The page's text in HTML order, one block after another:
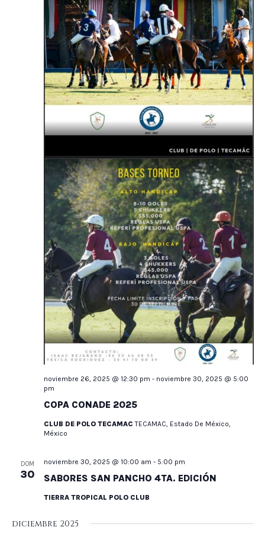
COPA CONADE 2025
noviembre 26, 2025 @ 12:30 pm - noviembre 30, 2025 @ 5:00
pm
CLUB DE POLO TECAMACTECAMAC, Estado De México,
México
DOM
30 SABORES SAN PANCHO 4TA. EDICIÓN
noviembre 30, 2025 @ 10:00 am - 5:00 pm
TIERRA TROPICAL POLO CLUB
diciembre 2025